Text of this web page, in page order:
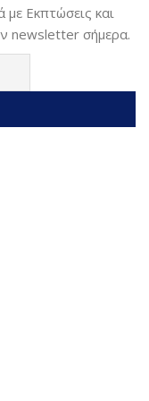
Εκπτώσεις και
newsletter σήμερα.